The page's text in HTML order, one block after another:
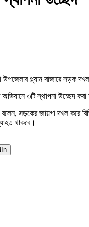
উপজেলার প্ল্যান বাজারে সড়ক
অভিযানে ৩টি স্থাপনা উচ্ছেদ
সড়কের জায়গা দখল করে
থাকবে।